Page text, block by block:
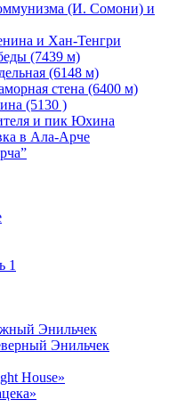
(И. Сомони) и
и Хан-Тенгри
(7439 м)
(6148 м)
стена (6400 м)
(5130 )
и пик Юхина
в Ала-Арче
1
Энильчек
Энильчек
House»